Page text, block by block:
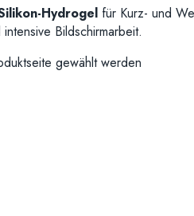
Hydrogel für Kurz- und
Bildschirmarbeit.
gewählt werden